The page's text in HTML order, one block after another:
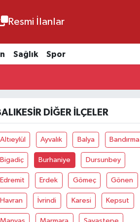
Resmi İlanlar
Sağlık Spor
DIĞER İLÇELER
Altıeylül Ayvalık Balya Bandırma
Bigadiç Burhaniye Dursunbey
Edremit Erdek Gömeç Gönen
Havran İvrindi Karesi Kepsut